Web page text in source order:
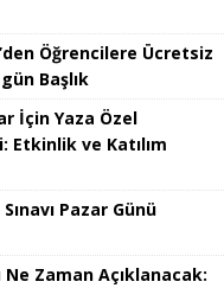
Öğrencilere Ücretsiz
Başlık
İçin Yaza Özel
Etkinlik ve Katılım
Pazar Günü
Ne Zaman Açıklanacak: